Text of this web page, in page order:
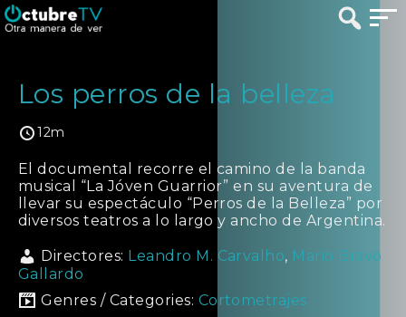
Los perros de la belleza
12m
El documental recorre el camino de la banda
musical “La Jóven Guarrior” en su aventura de
llevar su espectáculo “Perros de la Belleza” por
diversos teatros a lo largo y ancho de Argentina.
Directores: Leandro M. Carvalho, Mario Bravo
Gallardo
Genres / Categories: Cortometrajes